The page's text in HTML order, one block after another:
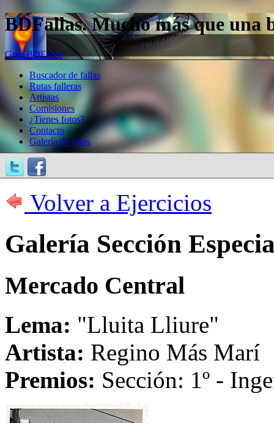
BDFallas. Mucho más que una
Guía BDFallas
Buscador de fallas
Rutas falleras
Artistas
Comisiones
¿Tienes fotos?
Contacto
Galería de fotos
Volver a Ejercicios
Galería Sección
Mercado Central
Lema: "Lluita Lliure"
Artista: Regino Más Marí
Premios: Sección: 1º -